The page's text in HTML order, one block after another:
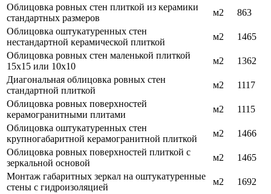
Облицовка ровных стен плиткой из керамики
стандартных размеров
м2
863
Облицовка оштукатуренных стен
нестандартной керамической плиткой
м2
1465
Облицовка ровных стен маленькой плиткой
15х15 или 10х10
м2
1362
Диагональная облицовка ровных стен
стандартной плиткой
м2
1117
Облицовка ровных поверхностей
керамогранитными плитами
м2
1115
Облицовка оштукатуренных стен
крупногабаритной керамогранитной плиткой
м2
1466
Облицовка ровных поверхностей плиткой с
зеркальной основой
м2
1465
Монтаж габаритных зеркал на оштукатуренные
стены с гидроизоляцией
м2
1692